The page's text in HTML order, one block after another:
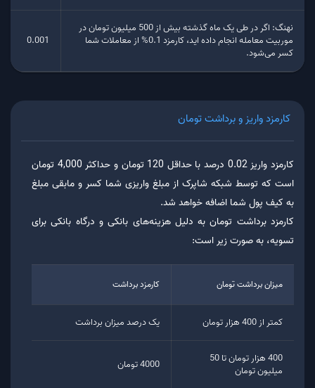
نهنگ: اگر در طی یک ماه گذشته بیش از 500 میلیون تومان در
موربیت معامله انجام داده اید، کارمزد 0.1% از معاملات شما
کسر می‌شود.
0.001
کارمزد واریز و برداشت تومان
کارمزد واریز 0.02 درصد با حداقل 120 تومان و حداکثر 4,000 تومان
است که توسط شبکه شاپرک از مبلغ واریزی شما کسر و مابقی مبلغ
به کیف پول شما اضافه خواهد شد.
کارمزد برداشت تومان به دلیل هزینه‌های بانکی و درگاه بانکی برای
تسویه، به صورت زیر است:
میزان برداشت تومان کارمزد برداشت
کمتر از 400 هزار تومان یک درصد میزان برداشت
400 هزار تومان تا 50
میلیون تومان
4000 تومان